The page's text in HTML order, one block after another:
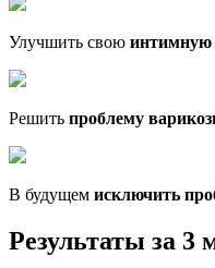
Улучшить свою интимную
Решить проблему
В будущем исключить
Результаты за 3